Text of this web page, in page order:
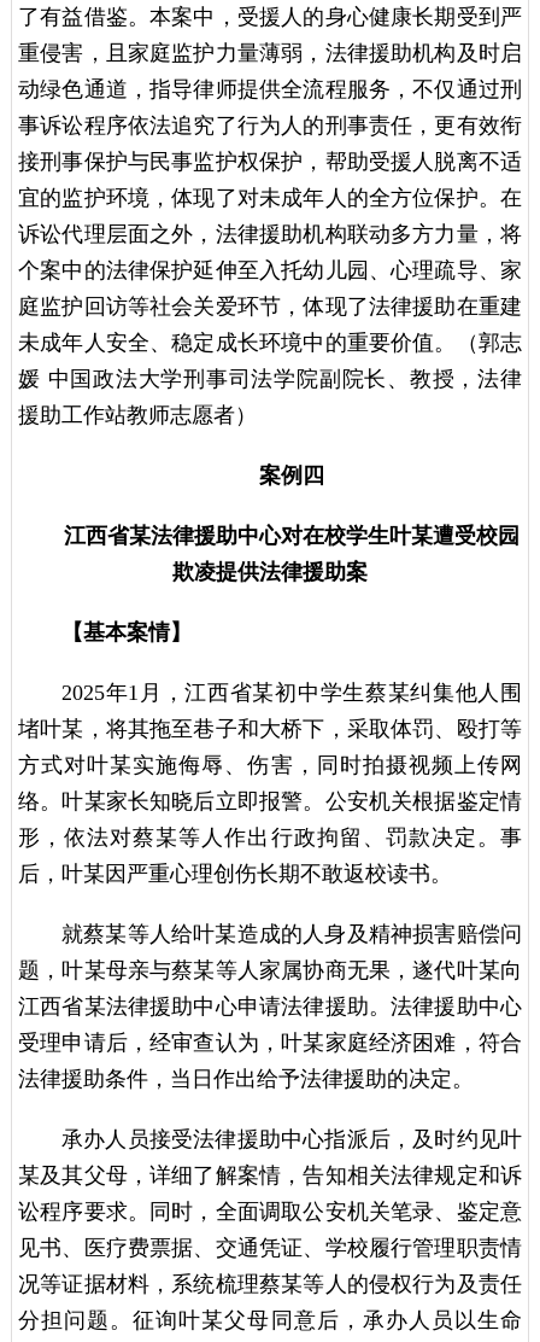
了有益借鉴。本案中，受援人的身心健康长期受到严
重侵害，且家庭监护力量薄弱，法律援助机构及时启
动绿色通道，指导律师提供全流程服务，不仅通过刑
事诉讼程序依法追究了行为人的刑事责任，更有效衔
接刑事保护与民事监护权保护，帮助受援人脱离不适
宜的监护环境，体现了对未成年人的全方位保护。在
诉讼代理层面之外，法律援助机构联动多方力量，将
个案中的法律保护延伸至入托幼儿园、心理疏导、家
庭监护回访等社会关爱环节，体现了法律援助在重建
未成年人安全、稳定成长环境中的重要价值。（郭志
媛 中国政法大学刑事司法学院副院长、教授，法律
援助工作站教师志愿者）
案例四
江西省某法律援助中心对在校学生叶某遭受校园
欺凌提供法律援助案
【基本案情】
2025年1月，江西省某初中学生蔡某纠集他人围
堵叶某，将其拖至巷子和大桥下，采取体罚、殴打等
方式对叶某实施侮辱、伤害，同时拍摄视频上传网
络。叶某家长知晓后立即报警。公安机关根据鉴定情
形，依法对蔡某等人作出行政拘留、罚款决定。事
后，叶某因严重心理创伤长期不敢返校读书。
就蔡某等人给叶某造成的人身及精神损害赔偿问
题，叶某母亲与蔡某等人家属协商无果，遂代叶某向
江西省某法律援助中心申请法律援助。法律援助中心
受理申请后，经审查认为，叶某家庭经济困难，符合
法律援助条件，当日作出给予法律援助的决定。
承办人员接受法律援助中心指派后，及时约见叶
某及其父母，详细了解案情，告知相关法律规定和诉
讼程序要求。同时，全面调取公安机关笔录、鉴定意
见书、医疗费票据、交通凭证、学校履行管理职责情
况等证据材料，系统梳理蔡某等人的侵权行为及责任
分担问题。征询叶某父母同意后，承办人员以生命